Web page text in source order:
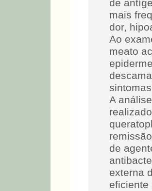
de
mais
dor,
Ao
meato
A
de
externa
eficiente